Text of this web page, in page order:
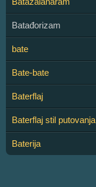
Batađorizam
bate
Bate-bate
Baterflaj
Baterflaj stil putovanja
Baterija